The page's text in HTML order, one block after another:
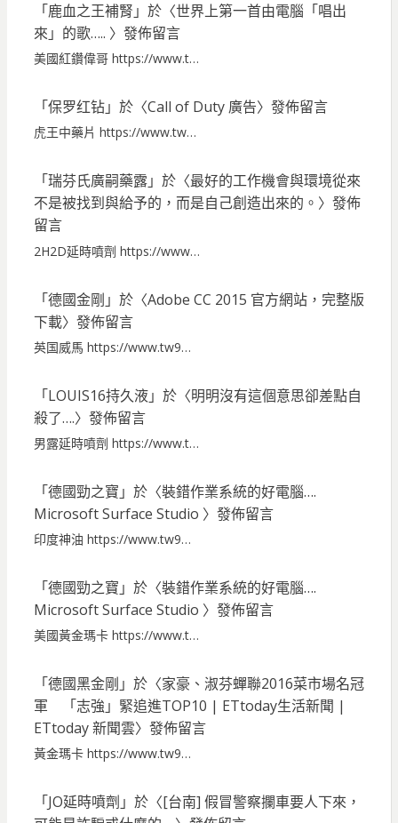
「鹿血之王補腎 」於〈世界上第一首由電腦「唱出
來」的歌….. 〉發佈留言
美國紅鑽偉哥 https://www.t…
「保罗红钻」於〈Call of Duty 廣告〉發佈留言
虎王中藥片 https://www.tw…
「瑞芬氏廣嗣藥露」於〈最好的工作機會與環境從來
不是被找到與給予的，而是自己創造出來的。 〉發佈
留言
2H2D延時噴劑 https://www…
「德國金剛 」於〈Adobe CC 2015 官方網站，完整版
下載〉發佈留言
英国威馬 https://www.tw9…
「LOUIS16持久液」於〈明明沒有這個意思卻差點自
殺了….〉發佈留言
男露延時噴劑 https://www.t…
「德國勁之寶 」於〈裝錯作業系統的好電腦….
Microsoft Surface Studio 〉發佈留言
印度神油 https://www.tw9…
「德國勁之寶 」於〈裝錯作業系統的好電腦….
Microsoft Surface Studio 〉發佈留言
美國黃金瑪卡 https://www.t…
「德國黑金剛 」於〈家豪、淑芬蟬聯2016菜市場名冠
軍 「志強」緊追進TOP10 | ETtoday生活新聞 |
ETtoday 新聞雲〉發佈留言
黃金瑪卡 https://www.tw9…
「JO延時噴劑 」於〈[台南] 假冒警察攔車要人下來，